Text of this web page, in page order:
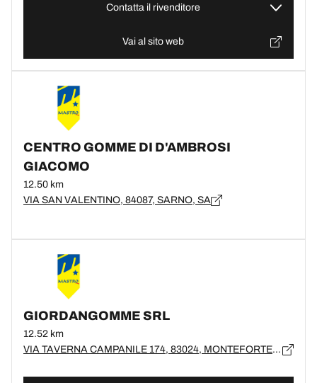
Contatta il rivenditore
Vai al sito web
CENTRO GOMME DI D'AMBROSI
GIACOMO
12.50 km
VIA SAN VALENTINO, 84087, SARNO, SA
GIORDANGOMME SRL
12.52 km
VIA TAVERNA CAMPANILE 174, 83024, MONTEFORTE IRPINO, AV